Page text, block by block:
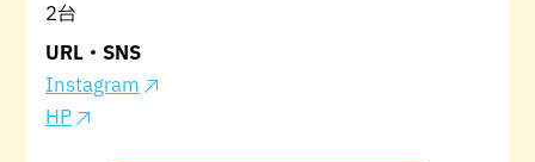
2台
URL・SNS
Instagram
HP